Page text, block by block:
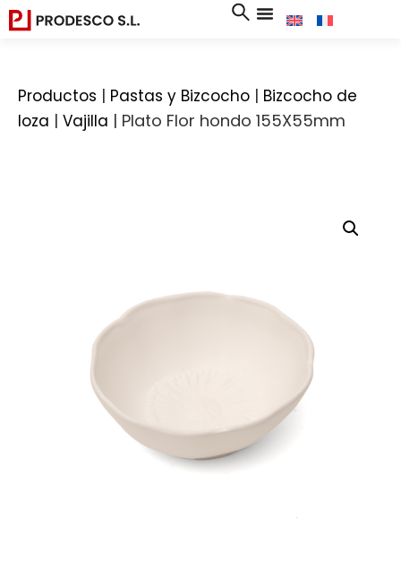
Productos | Pastas y Bizcocho | Bizcocho de
loza | Vajilla | Plato Flor hondo 155X55mm